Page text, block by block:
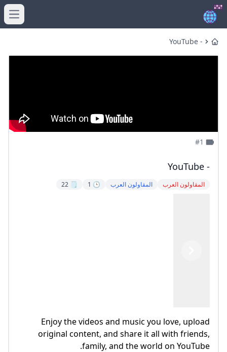
Home
- YouTube
- YouTube
المقاولون العرب المقاولون العرب 🕒 1
🗒️ 22
Enjoy the videos and music you love, upload
original content, and share it all with friends,
family, and the world on YouTube.